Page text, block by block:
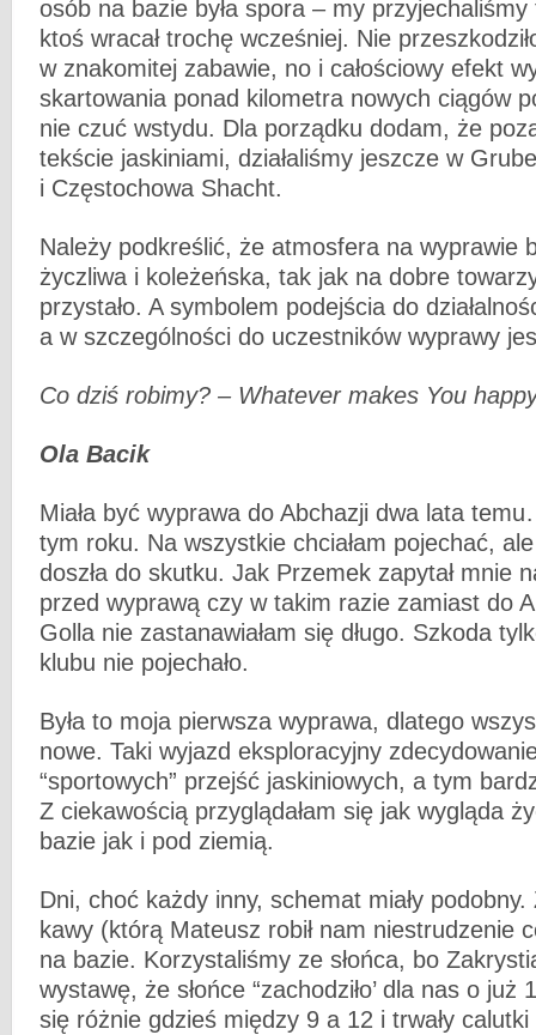
osób na bazie była spora – my
ktoś wracał trochę wcześniej. Nie
w znakomitej zabawie, no i całościowy efekt
skartowania ponad kilometra nowych ciągów
nie czuć wstydu. Dla porządku dodam, że
tekście jaskiniami, działaliśmy jeszcze w
i Częstochowa Shacht.
Należy podkreślić, że atmosfera na wyprawie
życzliwa i koleżeńska, tak jak na dobre
przystało. A symbolem podejścia do
a w szczególności do uczestników wyprawy
Co dziś robimy? – Whatever makes You
Ola Bacik
Miała być wyprawa do Abchazji dwa lata
tym roku. Na wszystkie chciałam pojechać,
doszła do skutku. Jak Przemek zapytał mnie
przed wyprawą czy w takim razie zamiast do
Golla nie zastanawiałam się długo. Szkoda
klubu nie pojechało.
Była to moja pierwsza wyprawa, dlatego
nowe. Taki wyjazd eksploracyjny
“sportowych” przejść jaskiniowych, a tym
Z ciekawością przyglądałam się jak wygląda
bazie jak i pod ziemią.
Dni, choć każdy inny, schemat miały podobny.
kawy (którą Mateusz robił nam niestrudzenie
na bazie. Korzystaliśmy ze słońca, bo
wystawę, że słońce “zachodziło’ dla nas o już
się różnie gdzieś między 9 a 12 i trwały